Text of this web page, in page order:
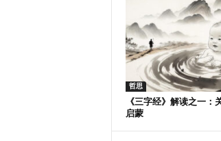
哲思
《三字经》解读之一：
启蒙